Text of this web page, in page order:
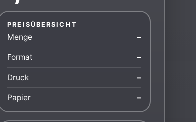
PREISÜBERSICHT
Menge –
Format –
Druck –
Papier –